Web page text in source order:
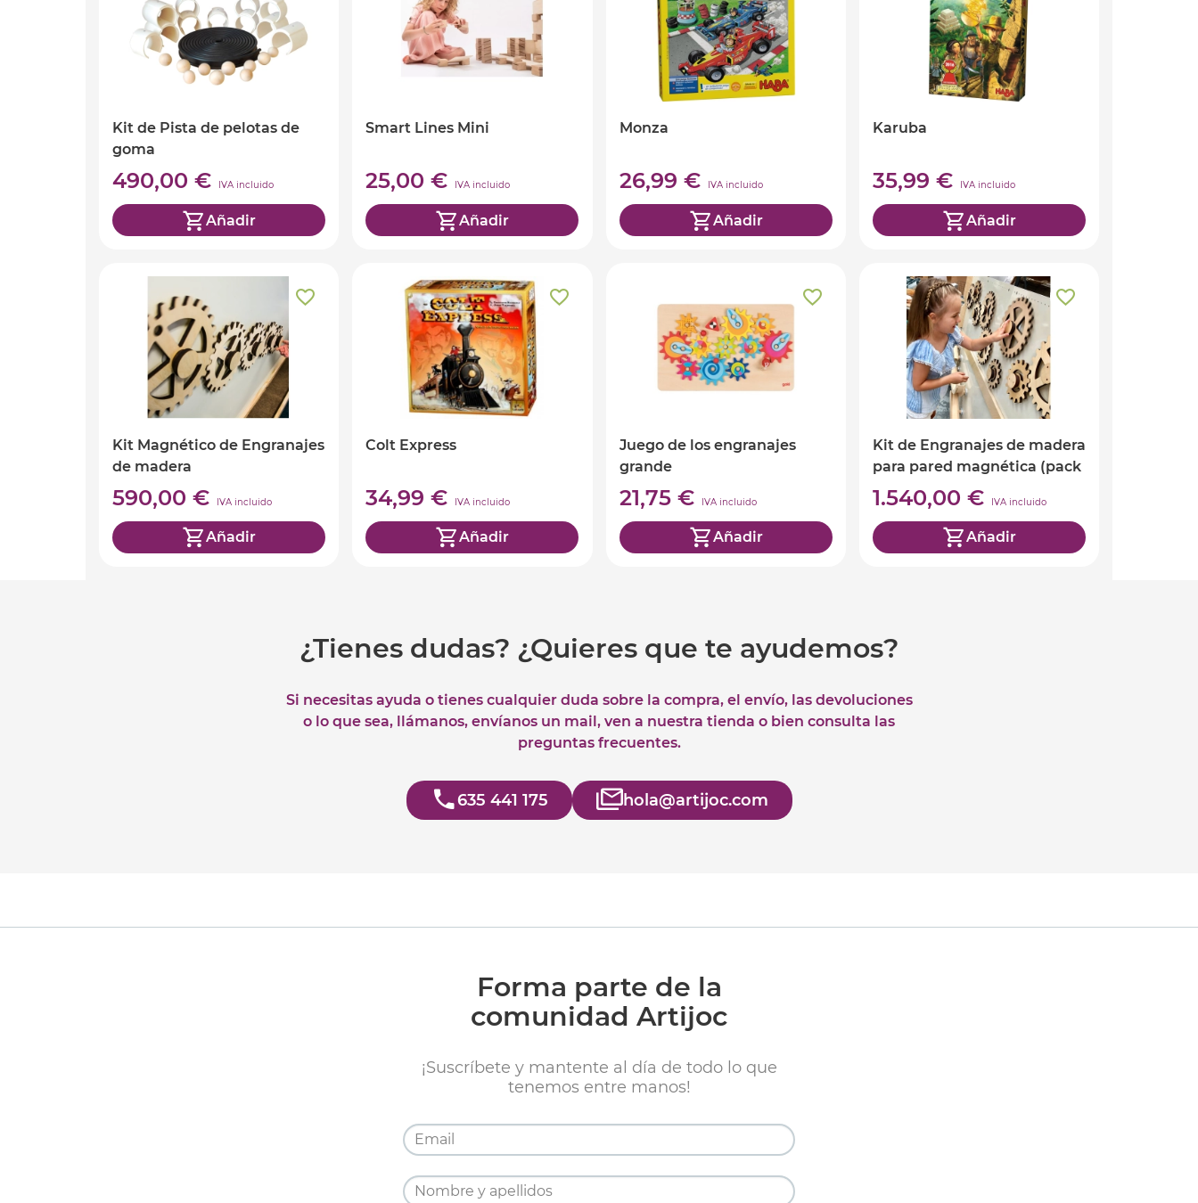
Kit de Pista de pelotas de
goma
490,00 € IVA incluido
Añadir
Smart Lines Mini
25,00 € IVA incluido
Añadir
Monza
26,99 € IVA incluido
Añadir
Karuba
35,99 € IVA incluido
Añadir
Kit Magnético de Engranajes
de madera
590,00 € IVA incluido
Añadir
Colt Express
34,99 € IVA incluido
Añadir
Juego de los engranajes
grande
21,75 € IVA incluido
Añadir
Kit de Engranajes de madera
para pared magnética (pack
para el aula)
1.540,00 € IVA incluido
Añadir
¿Tienes dudas? ¿Quieres que te ayudemos?
Si necesitas ayuda o tienes cualquier duda sobre la compra, el envío, las devoluciones
o lo que sea, llámanos, envíanos un mail, ven a nuestra tienda o bien consulta las
preguntas frecuentes.
635 441 175 hola@artijoc.com
Forma parte de la
comunidad Artijoc
¡Suscríbete y mantente al día de todo lo que
tenemos entre manos!